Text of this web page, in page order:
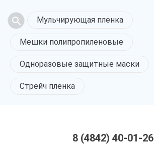
Мульчирующая пленка
Мешки полипропиленовые
Одноразовые защитные маски
Стрейч пленка
8 (4842) 40-01-26